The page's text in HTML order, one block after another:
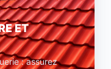
ET
: assurez